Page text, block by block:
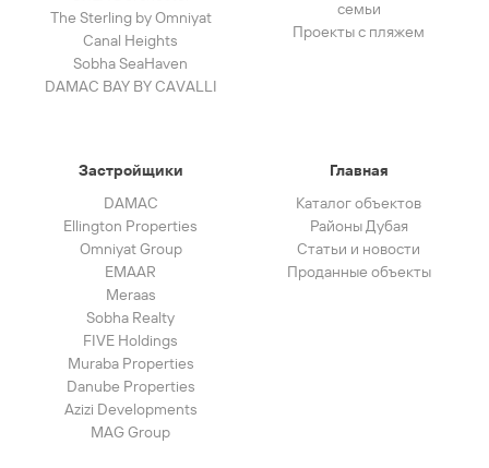
The Sterling by Omniyat
Canal Heights
Sobha SeaHaven
DAMAC BAY BY CAVALLI
семьи
Проекты с пляжем
Застройщики
DAMAC
Ellington Properties
Omniyat Group
EMAAR
Meraas
Sobha Realty
FIVE Holdings
Muraba Properties
Danube Properties
Azizi Developments
MAG Group
Главная
Каталог объектов
Районы Дубая
Статьи и новости
Проданные объекты